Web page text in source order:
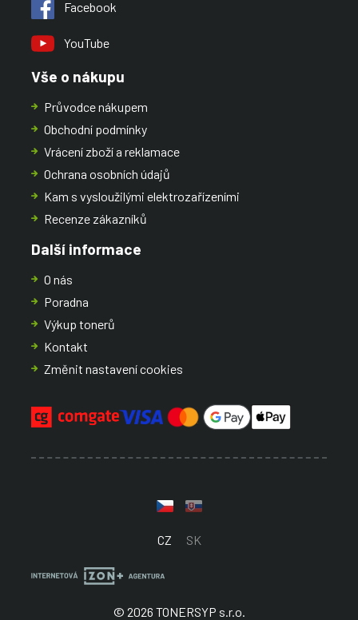
Facebook
YouTube
Vše o nákupu
Průvodce nákupem
Obchodní podmínky
Vrácení zboží a reklamace
Ochrana osobních údajů
Kam s vysloužilými elektrozařízeními
Recenze zákazníků
Další informace
O nás
Poradna
Výkup tonerů
Kontakt
Změnit nastavení cookies
CZ SK
© 2026 TONERSYP s.r.o.